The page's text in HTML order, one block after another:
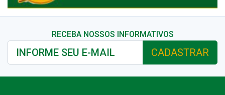
RECEBA NOSSOS INFORMATIVOS
CADASTRAR